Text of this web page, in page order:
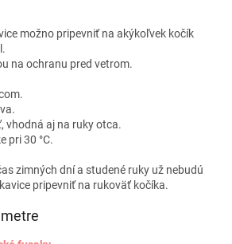
možno pripevniť na akýkoľvek kočík
na ochranu pred vetrom.
vhodná aj na ruky otca.
pri 30 °C.
zimných dní a studené ruky už nebudú
pripevniť na rukoväť kočíka.